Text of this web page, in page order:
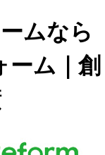
ムなら
ム｜創